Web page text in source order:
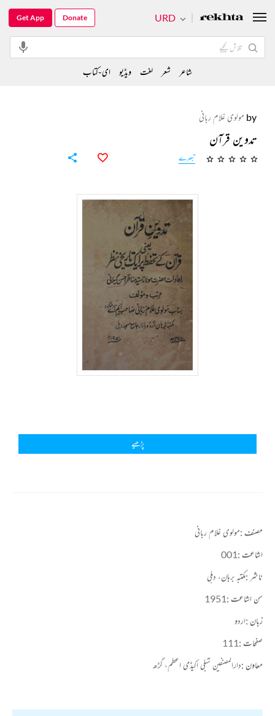
by مولوی غلام ربانی
تدوین قرآن
تبصرے
پڑھیے
مصنف :مولوی غلام ربانی
اشاعت :001
ناشر :مکتبہ برہان، دہلی
سن اشاعت :1951
زبان :اردو
صفحات :111
معاون :دارالمصنفین شبلی اکیڈمی اعظم، گڑھ
URD
Get App Donate
شاعر شعر لغت ویڈیو ای-کتاب